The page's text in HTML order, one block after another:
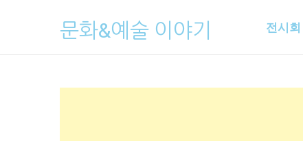
문화&예술 이야기 전시회